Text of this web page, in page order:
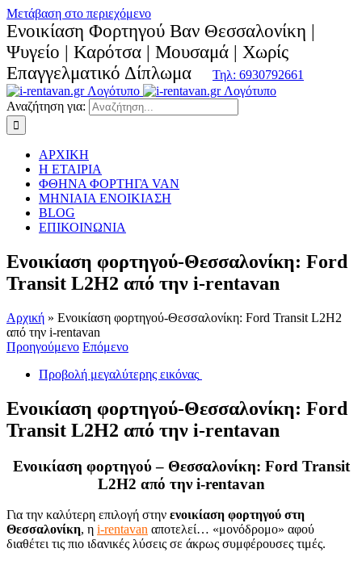
Μετάβαση στο περιεχόμενο
Ενοικίαση Φορτηγού Βαν Θεσσαλονίκη |
Ψυγείο | Καρότσα | Μουσαμά | Χωρίς
Επαγγελματικό Δίπλωμα
Τηλ: 6930792661
Αναζήτηση για:
ΑΡΧΙΚΗ
Η ΕΤΑΙΡΙΑ
ΦΘΗΝΑ ΦΟΡΤΗΓΑ VAN
ΜΗΝΙΑΙΑ ΕΝΟΙΚΙΑΣΗ
BLOG
ΕΠΙΚΟΙΝΩΝΙΑ
Ενοικίαση φορτηγού-Θεσσαλονίκη: Ford
Transit L2H2 από την i-rentavan
Αρχική » Ενοικίαση φορτηγού-Θεσσαλονίκη: Ford Transit L2H2
από την i-rentavan
Προηγούμενο Επόμενο
Προβολή μεγαλύτερης εικόνας
Ενοικίαση φορτηγού-Θεσσαλονίκη: Ford
Transit L2H2 από την i-rentavan
Ενοικίαση φορτηγού – Θεσσαλονίκη: Ford Transit
L2H2 από την i-rentavan
Για την καλύτερη επιλογή στην ενοικίαση φορτηγού στη
Θεσσαλονίκη, η i-rentavan αποτελεί… «μονόδρομο» αφού
διαθέτει τις πιο ιδανικές λύσεις σε άκρως συμφέρουσες τιμές.